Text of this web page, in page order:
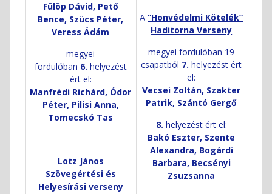
Fülöp Dávid, Pető
Bence, Szücs Péter,
Veress Ádám
megyei
fordulóban 6. helyezést
ért el:
Manfrédi Richárd, Ódor
Péter, Pilisi Anna,
Tomecskó Tas
Lotz János
Szövegértési és
Helyesírási verseny
A“Honvédelmi Kötelék”
Haditorna Verseny
megyei fordulóban 19
csapatból 7. helyezést ért
el:
Vecsei Zoltán, Szakter
Patrik, Szántó Gergő
8. helyezést ért el:
Bakó Eszter, Szente
Alexandra, Bogárdi
Barbara, Becsényi
Zsuzsanna